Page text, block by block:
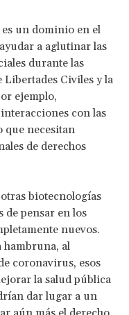
un dominio en el
a aglutinar las
durante las
Civiles y la
ejemplo,
interacciones con las
que necesitan
de derechos
biotecnologías
de pensar en los
nuevos.
hambruna, al
coronavirus, esos
la salud pública
dar lugar a un